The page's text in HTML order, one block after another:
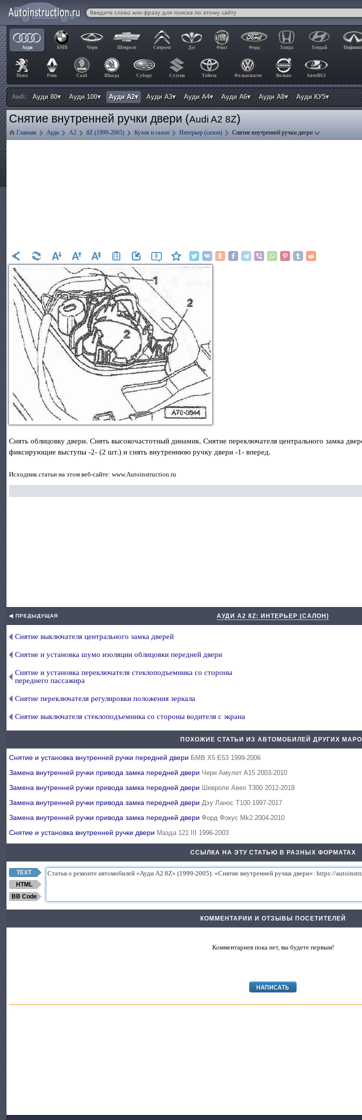
Ауди БМВ Чери Шевроле Ситроен Дэу Фиат Форд Хонда Хендай
Пежо Рено Сааб Шкода Субару Сузуки Тойота Фольксваген Вольво АвтоВАЗ
Audi: Ауди 80▾ Ауди 100▾ Ауди А2▾ Ауди А3▾ Ауди А4▾ Ауди А6▾ Ауди А8▾ Ауди КУ5▾
Снятие внутренней ручки двери (Audi A2 8Z)
Главная Ауди А2 8Z (1999-2005) Кузов и салон Интерьер (салон) Снятие внутренней ручки двери
0
Снять облицовку двери. Снять высокочастотный динамик. Снятие переключателя центрального замка
фиксирующие выступы -2- (2 шт.) и снять внутреннюю ручку двери -1- вперед.
Исходник статьи на этом веб-сайте: www.Autoinstruction.ru
◀ ПРЕДЫДУЩАЯ АУДИ А2 8Z: ИНТЕРЬЕР (САЛОН)
Снятие выключателя центрального замка дверей
Снятие и установка шумо изоляции облицовки передней двери
Снятие и установка переключателя стеклоподъемника со стороны
переднего пассажира
Снятие переключателя регулировки положения зеркала
Снятие выключателя стеклоподъемника со стороны водителя с экрана
ПОХОЖИЕ СТАТЬИ ИЗ АВТОМОБИЛЕЙ ДРУГИХ
Снятие и установка внутренней ручки передней двери БМВ Х5 Е53 1999-2006
Замена внутренней ручки привода замка передней двери Чери Амулет А15 2003-2010
Замена внутренней ручки привода замка передней двери Шевроле Авео Т300 2012-2018
Замена внутренней ручки привода замка передней двери Дэу Ланос Т100 1997-2017
Замена внутренней ручки привода замка передней двериФорд Фокус Mk2 2004-2010
Снятие и установка внутренней ручки двери Мазда 121 III 1996-2003
ССЫЛКА НА ЭТУ СТАТЬЮ В РАЗНЫХ ФОРМАТАХ
TEXT
HTML
BB Code
КОММЕНТАРИИ И ОТЗЫВЫ ПОСЕТИТЕЛЕЙ
Комментариев пока нет, вы будете первым!